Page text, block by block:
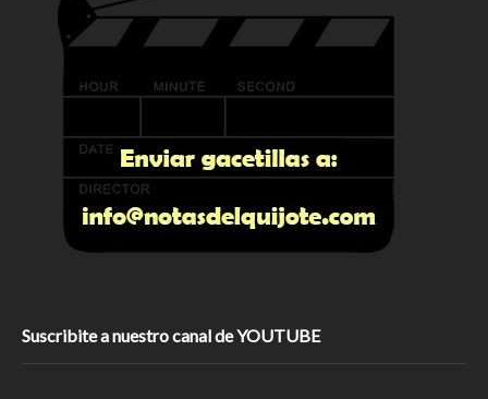
Suscribite a nuestro canal de YOUTUBE